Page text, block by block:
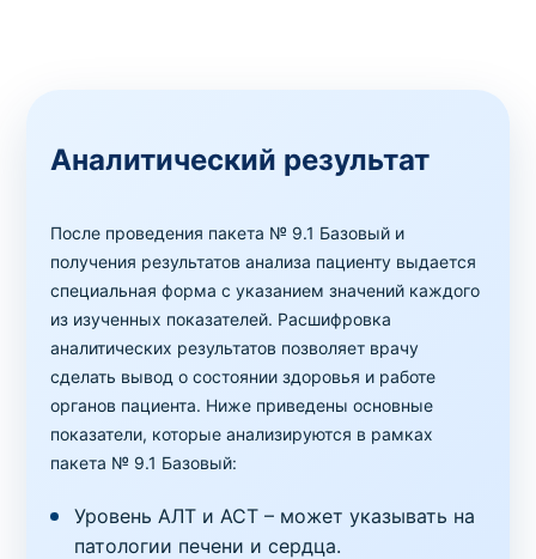
Аналитический результат
После проведения пакета № 9.1 Базовый и
получения результатов анализа пациенту выдается
специальная форма с указанием значений каждого
из изученных показателей. Расшифровка
аналитических результатов позволяет врачу
сделать вывод о состоянии здоровья и работе
органов пациента. Ниже приведены основные
показатели, которые анализируются в рамках
пакета № 9.1 Базовый:
Уровень АЛТ и АСТ – может указывать на
патологии печени и сердца.